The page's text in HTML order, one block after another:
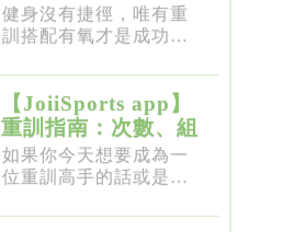
健身沒有捷徑，唯有重
訓搭配有氧才是成功的
【JoiiSports app】
重訓指南：次數、組
數、節奏、休息
如果你今天想要成為一
位重訓高手的話或是想